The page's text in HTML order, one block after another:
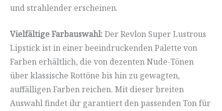
und strahlender erscheinen.
Vielfältige Farbauswahl: Der Revlon Super Lustrous
Lipstick ist in einer beeindruckenden Palette von
Farben erhältlich, die von dezenten Nude-Tönen
über klassische Rottöne bis hin zu gewagten,
auffälligen Farben reichen. Mit dieser breiten
Auswahl findet ihr garantiert den passenden Ton für